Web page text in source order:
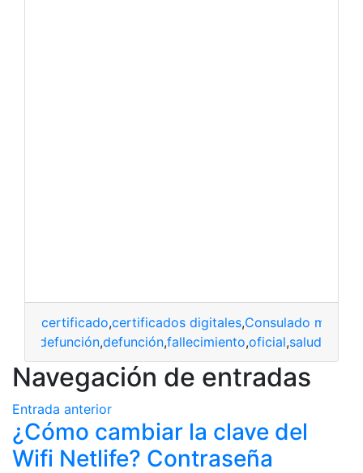
certificado,certificados digitales,Consulado
de defunción,defunción,fallecimiento,oficial,salud
Navegación de entradas
Entrada anterior
¿Cómo cambiar la clave del
Wifi Netlife? Contraseña